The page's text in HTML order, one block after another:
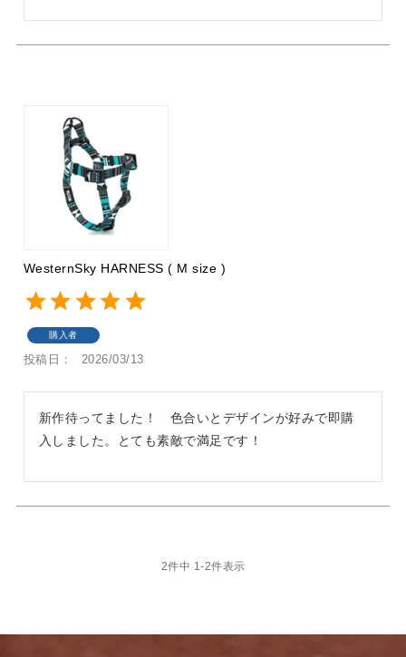
WesternSky HARNESS ( M size )
購入者
投稿日 2026/03/13
新作待ってました！　色合いとデザインが好みで即購
入しました。とても素敵で満足です！
2件中 1-2件表示